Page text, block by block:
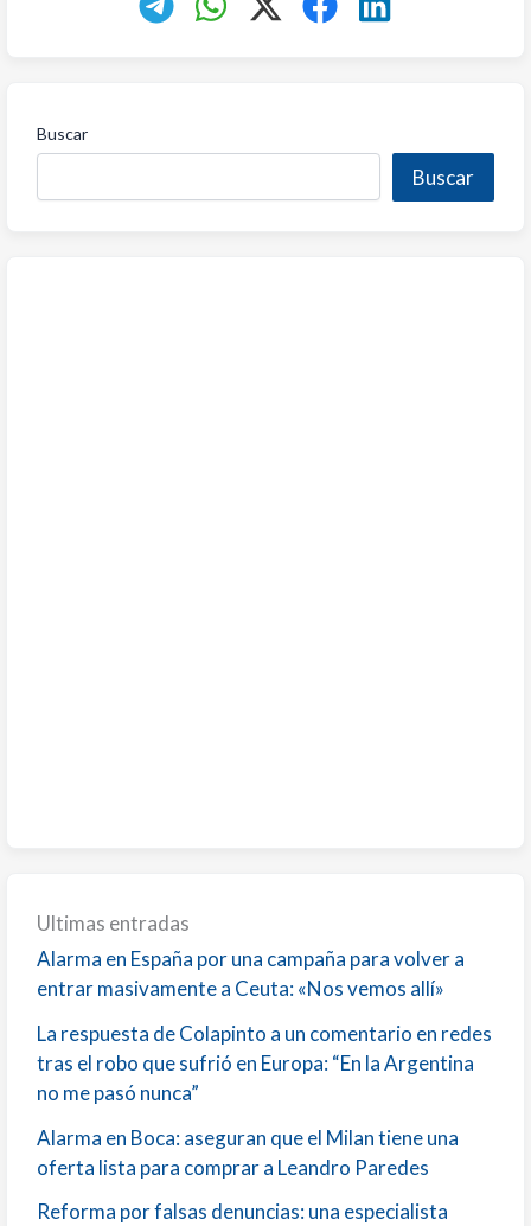
Buscar
Buscar
Ultimas entradas
Alarma en España por una campaña para volver a
entrar masivamente a Ceuta: «Nos vemos allí»
La respuesta de Colapinto a un comentario en redes
tras el robo que sufrió en Europa: “En la Argentina
no me pasó nunca”
Alarma en Boca: aseguran que el Milan tiene una
oferta lista para comprar a Leandro Paredes
Reforma por falsas denuncias: una especialista